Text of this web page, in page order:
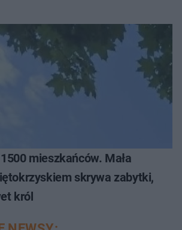
mieszkańców. Mała
skrywa zabytki,
król